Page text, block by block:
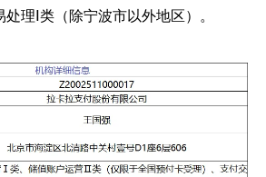
理Ⅰ类（除宁波市以外地区）。